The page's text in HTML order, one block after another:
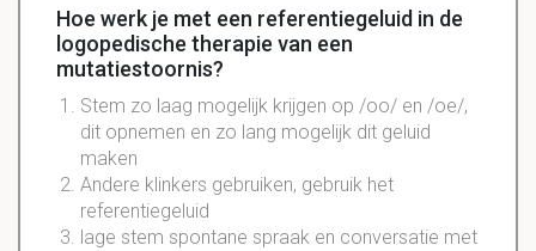
Hoe werk je met een referentiegeluid in de
logopedische therapie van een
mutatiestoornis?
Stem zo laag mogelijk krijgen op /oo/ en /oe/,
dit opnemen en zo lang mogelijk dit geluid
maken
Andere klinkers gebruiken, gebruik het
referentiegeluid
lage stem spontane spraak en conversatie met